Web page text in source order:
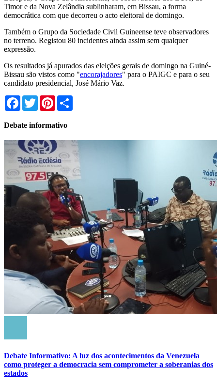
Timor e da Nova Zelândia sublinharam, em Bissau, a forma
democrática com que decorreu o acto eleitoral de domingo.
Também o Grupo da Sociedade Civil Guineense teve observadores
no terreno. Registou 80 incidentes ainda assim sem qualquer
expressão.
Os resultados já apurados das eleições gerais de domingo na Guiné-
Bissau são vistos como "encorajadores" para o PAIGC e para o seu
candidato presidencial, José Mário Vaz.
Facebook
TwitterPinterest
Debate informativo
Debate Informativo: A luz dos acontecimentos da Venezuela
como proteger a democracia sem comprometer a soberanias dos
estados